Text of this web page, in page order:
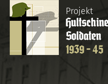
Projekt
Soldaten
1939 - 45